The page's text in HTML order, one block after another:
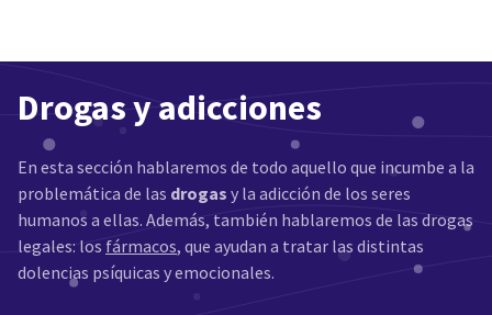
Drogas y adicciones
En esta sección hablaremos de todo aquello que incumbe a la
problemática de las drogas y la adicción de los seres
humanos a ellas. Además, también hablaremos de las drogas
legales: los fármacos, que ayudan a tratar las distintas
dolencias psíquicas y emocionales.